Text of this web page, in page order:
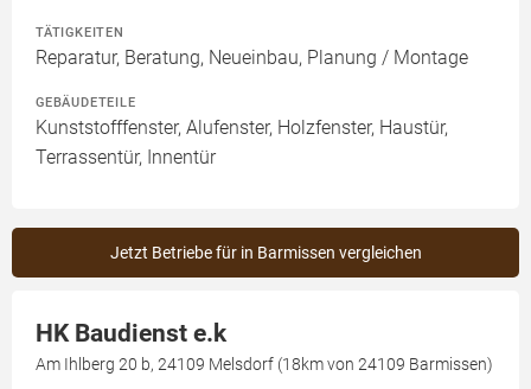
TÄTIGKEITEN
Reparatur, Beratung, Neueinbau, Planung / Montage
GEBÄUDETEILE
Kunststofffenster, Alufenster, Holzfenster, Haustür,
Terrassentür, Innentür
Jetzt Betriebe für in Barmissen vergleichen
HK Baudienst e.k
Am Ihlberg 20 b, 24109 Melsdorf (18km von 24109 Barmissen)